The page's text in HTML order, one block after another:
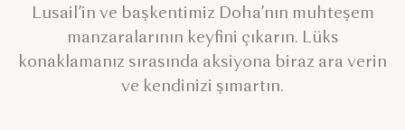
Lusail’in ve başkentimiz Doha’nın muhteşem
manzaralarının keyfini çıkarın. Lüks
konaklamanız sırasında aksiyona biraz ara verin
ve kendinizi şımartın.